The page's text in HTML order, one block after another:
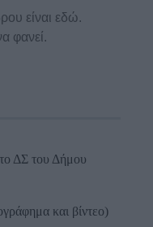
είναι εδώ.
φανεί.
ΔΣ του Δήμου
και βίντεο)